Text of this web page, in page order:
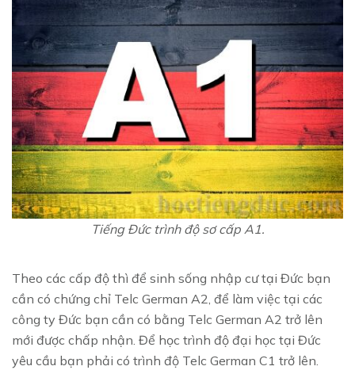
Tiếng Đức trình độ sơ cấp A1.
Theo các cấp độ thì để sinh sống nhập cư tại Đức bạn
cần có chứng chỉ Telc German A2, để làm việc tại các
công ty Đức bạn cần có bằng Telc German A2 trở lên
mới được chấp nhận. Để học trình độ đại học tại Đức
yêu cầu bạn phải có trình độ Telc German C1 trở lên.